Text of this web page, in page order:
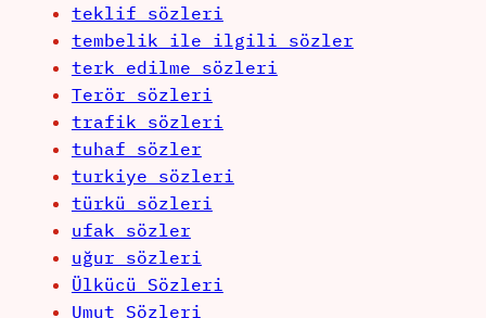
teklif sözleri
tembelik ile ilgili sözler
terk edilme sözleri
Terör sözleri
trafik sözleri
tuhaf sözler
turkiye sözleri
türkü sözleri
ufak sözler
uğur sözleri
Ülkücü Sözleri
Umut Sözleri